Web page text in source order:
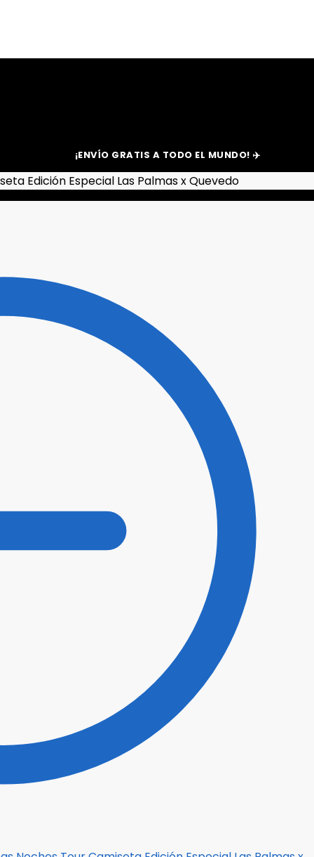
¡ENVÍO GRATIS A TODO EL MUNDO! ✈️
Edición Especial Las Palmas x Quevedo